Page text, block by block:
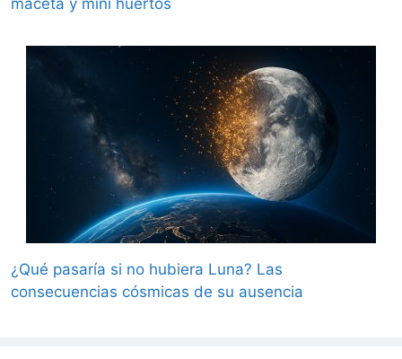
¿Qué pasaría si no hubiera Luna? Las
consecuencias cósmicas de su ausencia